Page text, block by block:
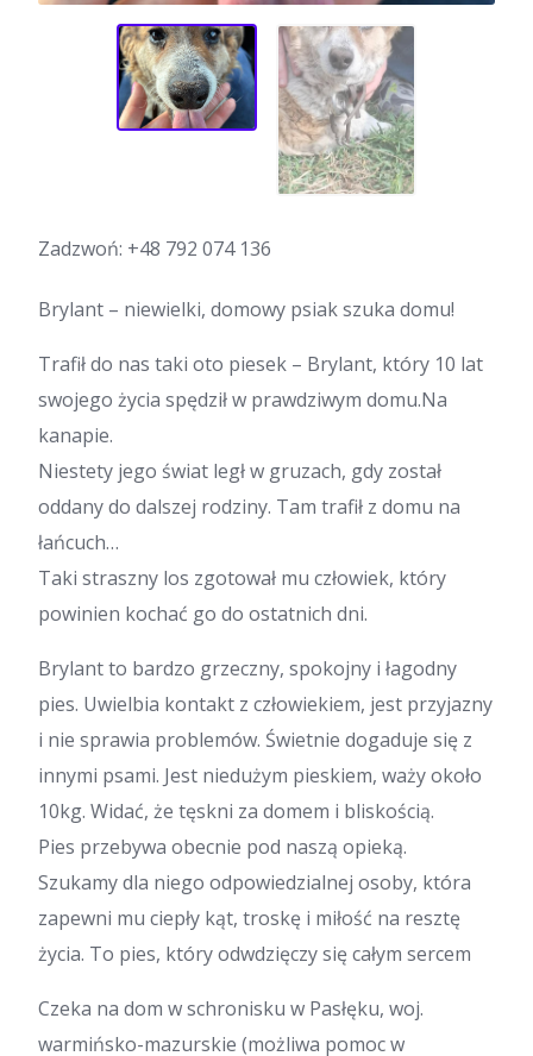
Zadzwoń: +48 792 074 136
Brylant – niewielki, domowy psiak szuka domu!
Trafił do nas taki oto piesek – Brylant, który 10 lat
swojego życia spędził w prawdziwym domu.Na
kanapie.
Niestety jego świat legł w gruzach, gdy został
oddany do dalszej rodziny. Tam trafił z domu na
łańcuch…
Taki straszny los zgotował mu człowiek, który
powinien kochać go do ostatnich dni.
Brylant to bardzo grzeczny, spokojny i łagodny
pies. Uwielbia kontakt z człowiekiem, jest przyjazny
i nie sprawia problemów. Świetnie dogaduje się z
innymi psami. Jest niedużym pieskiem, waży około
10kg. Widać, że tęskni za domem i bliskością.
Pies przebywa obecnie pod naszą opieką.
Szukamy dla niego odpowiedzialnej osoby, która
zapewni mu ciepły kąt, troskę i miłość na resztę
życia. To pies, który odwdzięczy się całym sercem
Czeka na dom w schronisku w Pasłęku, woj.
warmińsko-mazurskie (możliwa pomoc w